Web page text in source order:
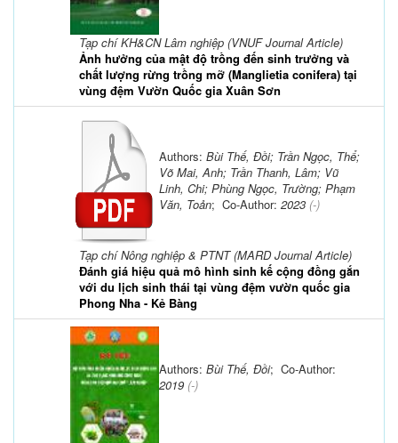
Tạp chí KH&CN Lâm nghiệp (VNUF Journal Article)
Ảnh hưởng của mật độ trồng đến sinh trưởng và
chất lượng rừng trồng mỡ (Manglietia conifera) tại
vùng đệm Vườn Quốc gia Xuân Sơn
Tạp chí Nông nghiệp & PTNT (MARD Journal Article)
Đánh giá hiệu quả mô hình sinh kế cộng đồng gắn
với du lịch sinh thái tại vùng đệm vườn quốc gia
Phong Nha - Kẻ Bàng
Authors: Bùi Thế, Đồi; Trần Ngọc, Thể;
Võ Mai, Anh; Trần Thanh, Lâm; Vũ
Linh, Chi; Phùng Ngọc, Trường; Phạm
Văn, Toản; Co-Author: 2023 (-)
Authors: Bùi Thế, Đồi; Co-Author:
2019 (-)